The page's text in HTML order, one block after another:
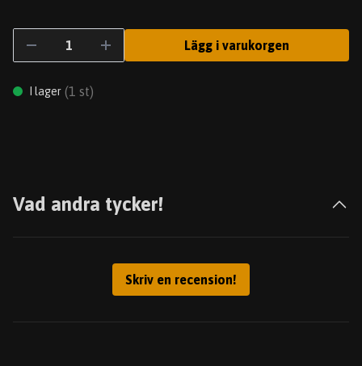
Lägg i varukorgen
I lager (1 st)
Vad andra tycker!
Skriv en recension!